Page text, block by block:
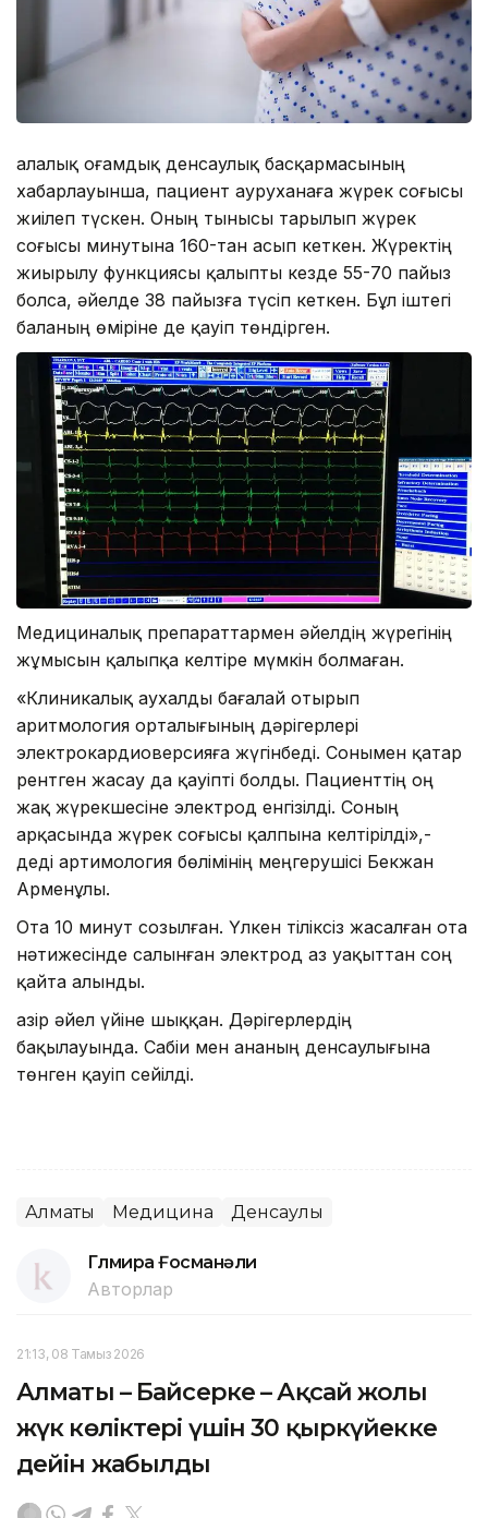
Қалалық Қоғамдық денсаулық басқармасының
хабарлауынша, пациент ауруханаға жүрек соғысы
жиілеп түскен. Оның тынысы тарылып жүрек
соғысы минутына 160-тан асып кеткен. Жүректің
жиырылу функциясы қалыпты кезде 55-70 пайыз
болса, әйелде 38 пайызға түсіп кеткен. Бұл іштегі
баланың өміріне де қауіп төндірген.
Медициналық препараттармен әйелдің жүрегінің
жұмысын қалыпқа келтіре мүмкін болмаған.
«Клиникалық аухалды бағалай отырып
аритмология орталығының дәрігерлері
электрокардиоверсияға жүгінбеді. Сонымен қатар
рентген жасау да қауіпті болды. Пациенттің оң
жақ жүрекшесіне электрод енгізілді. Соның
арқасында жүрек соғысы қалпына келтірілді»,-
деді артимология бөлімінің меңгерушісі Бекжан
Арменұлы.
Ота 10 минут созылған. Үлкен тіліксіз жасалған ота
нәтижесінде салынған электрод аз уақыттан соң
қайта алынды.
Қазір әйел үйіне шыққан. Дәрігерлердің
бақылауында. Сабіи мен ананың денсаулығына
төнген қауіп сейілді.
Алматы Медицина Денсаулық
Гүлмира Ғосманәли
Авторлар
21:13, 08 Тамыз 2026
Алматы – Байсерке – Ақсай жолы
жүк көліктері үшін 30 қыркүйекке
дейін жабылды